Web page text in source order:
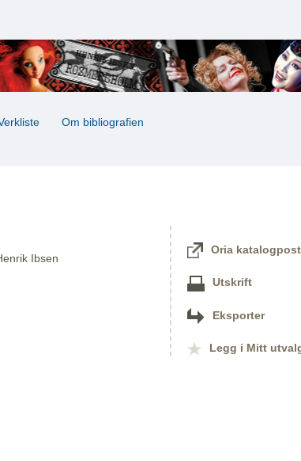
Om bibliografien
Ibsen
Oria katalogpost
Utskrift
Eksporter
Legg i Mitt